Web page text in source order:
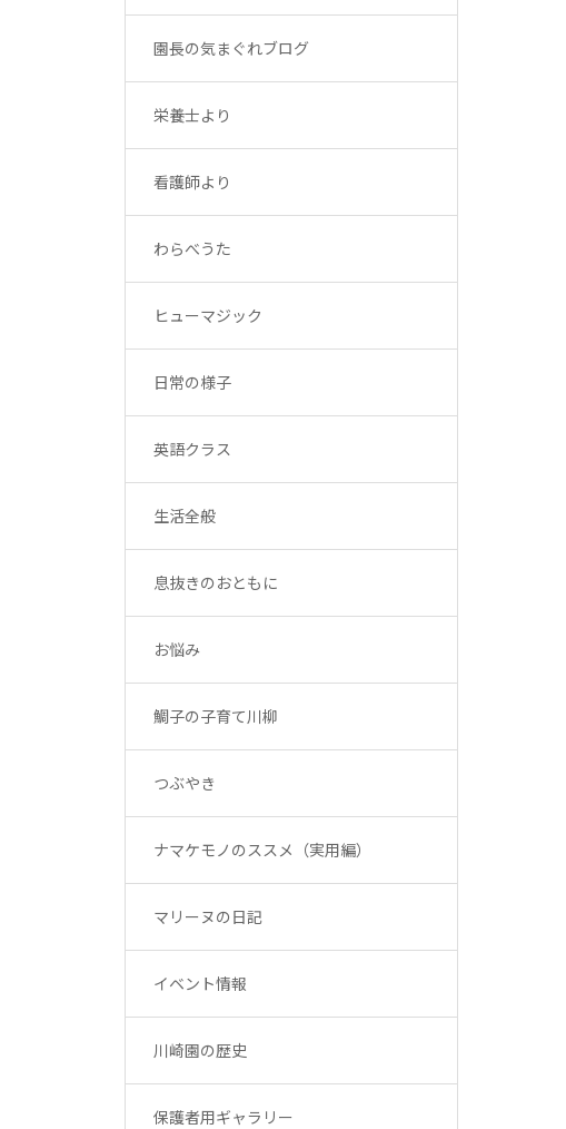
園長の気まぐれブログ
栄養士より
看護師より
わらべうた
ヒューマジック
日常の様子
英語クラス
生活全般
息抜きのおともに
お悩み
鯛子の子育て川柳
つぶやき
ナマケモノのススメ（実用編）
マリーヌの日記
イベント情報
川崎園の歴史
保護者用ギャラリー